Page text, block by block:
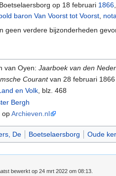
op 18 februari 1866
baron Van Voorst tot Voorst,
geen verdere bijzonderheden
van Oyen:Jaarboek van den
Courantvan 28 februari
en Volk, blz. 468
Bergh
opArchieven.nl
De Boetselaersborg Oude
bewerkt op 24 mrt 2022 om 08:13.